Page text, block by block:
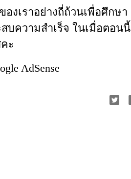
ของเราอย่างถี่ถ้วนเพื่อศึกษา
บความสำเร็จ ในเมื่อตอนนี้
ะ
AdSense